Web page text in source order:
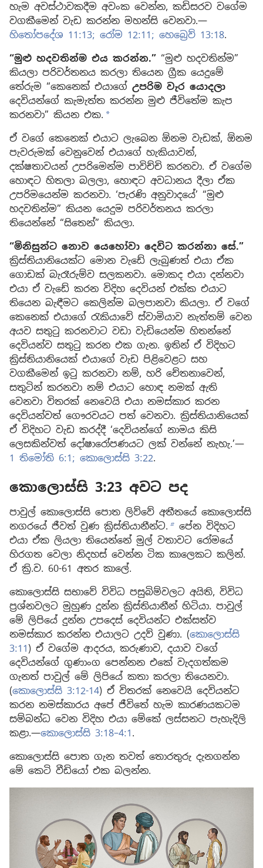
හැම අවස්ථාවකදීම අවංක වෙන්න, කඩිසරව වගේම
වගකීමෙන් වැඩ කරන්න මහන්සි වෙනවා.—
හිතෝපදේශ 11:13; රෝම 12:11; හෙබ්‍රෙව් 13:18.
“මුළු හදවතින්ම එය කරන්න.” “මුළු හදවතින්ම”
කියලා පරිවර්තනය කරලා තියෙන ග්‍රීක යෙදුමේ
තේරුම “කෙනෙක් එයාගේ උපරිම වැර යොදලා
දෙවියන්ගේ කැමැත්ත කරන්න මුළු ජීවිතේම කැප
කරනවා” කියන එක. a
ඒ වගේ කෙනෙක් එයාට ලැබෙන ඕනම වැඩක්, ඕනම
පැවරුමක් වෙනුවෙන් එයාගේ හැකියාවන්,
දක්ෂතාවයන් උපරිමෙන්ම පාවිච්චි කරනවා. ඒ වගේම
හොඳට හිතලා බලලා, හොඳට අවධානය දීලා ඒක
උපරිමයෙන්ම කරනවා. ‘පැරණි අනුවාදයේ’ “මුළු
හදවතින්ම” කියන යෙදුම පරිවර්තනය කරලා
තියෙන්නේ “සිතෙන්” කියලා.
“මිනිසුන්ට නොව යෙහෝවා දෙවිට කරන්නා සේ.”
ක්‍රිස්තියානියෙක්ට මොන වැඩේ ලැබුණත් එයා ඒක
ගොඩක් බැරෑරුම්ව සලකනවා. මොකද එයා දන්නවා
එයා ඒ වැඩේ කරන විදිහ දෙවියන් එක්ක එයාට
තියෙන බැඳීමට කෙලින්ම බලපානවා කියලා. ඒ වගේ
කෙනෙක් එයාගේ රැකියාවේ ස්වාමියාව නැත්තම් වෙන
අයව සතුටු කරනවාට වඩා වැඩියෙන්ම හිතන්නේ
දෙවියන්ව සතුටු කරන එක ගැන. ඉතින් ඒ විදිහට
ක්‍රිස්තියානියෙක් එයාගේ වැඩ පිළිවෙළට සහ
වගකීමෙන් ඉටු කරනවා නම්, හරි චේතනාවෙන්,
සතුටින් කරනවා නම් එයාට හොඳ නමක් ඇති
වෙනවා විතරක් නෙවෙයි එයා නමස්කාර කරන
දෙවියන්වත් ගෞරවයට පත් වෙනවා. ක්‍රිස්තියානියෙක්
ඒ විදිහට වැඩ කරද්දී ‘දෙවියන්ගේ නාමය කිසි
ලෙසකින්වත් දෝෂාරෝපණයට ලක් වන්නේ නැහැ.’—
1 තිමෝති 6:1; කොලොස්සි 3:22.
කොලොස්සි 3:23 අවට පද
පාවුල් කොලොස්සි පොත ලිව්වේ අතීතයේ කොලොස්සි
නගරයේ ජීවත් වුණ ක්‍රිස්තියානීන්ට. b පේන විදිහට
එයා ඒක ලියලා තියෙන්නේ මුල් වතාවට රෝමයේ
හිරගත වෙලා නිදහස් වෙන්න ටික කාලෙකට කලින්.
ඒ ක්‍රි.ව. 60-61 අතර කාලේ.
කොලොස්සි සභාවේ විවිධ පසුබිම්වලට අයිති, විවිධ
ප්‍රශ්නවලට මුහුණ දුන්න ක්‍රිස්තියානීන් හිටියා. පාවුල්
මේ ලිපියේ දුන්න උපදෙස් දෙවියන්ට එක්සත්ව
නමස්කාර කරන්න එයාලට උදව් වුණා. (කොලොස්සි
3:11) ඒ වගේම ආදරය, කරුණාව, දයාව වගේ
දෙවියන්ගේ ගුණාංග පෙන්නන එකේ වැදගත්කම
ගැනත් පාවුල් මේ ලිපියේ කතා කරලා තියෙනවා.
(කොලොස්සි 3:12-14) ඒ විතරක් නෙවෙයි දෙවියන්ට
කරන නමස්කාරය අපේ ජීවිතේ හැම කාරණයකටම
සම්බන්ධ වෙන විදිහ එයා මේකේ ලස්සනට පැහැදිලි
කළා.—කොලොස්සි 3:18–4:1.
කොලොස්සි පොත ගැන තවත් තොරතුරු දැනගන්න
මේ කෙටි වීඩියෝ එක බලන්න.